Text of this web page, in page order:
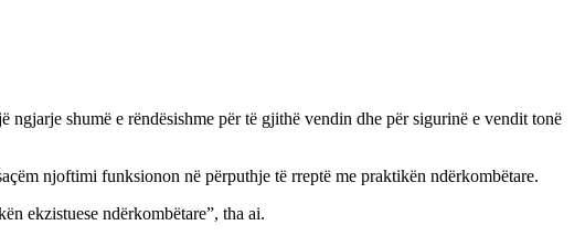
shumë e rëndësishme për të gjithë vendin dhe për sigurinë e vendit tonë
njoftimi funksionon në përputhje të rreptë me praktikën ndërkombëtare.
ekzistuese ndërkombëtare”, tha ai.